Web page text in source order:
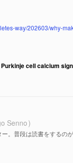
way/202603/why-
cell calcium
Senno
。普段は読書をするの